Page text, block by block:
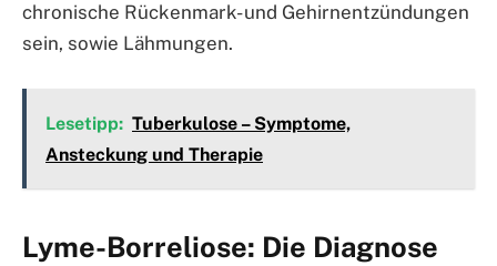
chronische Rückenmark- und Gehirnentzündungen
sein, sowie Lähmungen.
Lesetipp: Tuberkulose – Symptome,
Ansteckung und Therapie
Lyme-Borreliose: Die Diagnose